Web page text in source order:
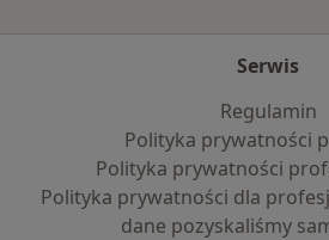
Serwis
Regulamin
Polityka prywatności
Polityka prywatności
Polityka prywatności dla
dane pozyskaliśmy